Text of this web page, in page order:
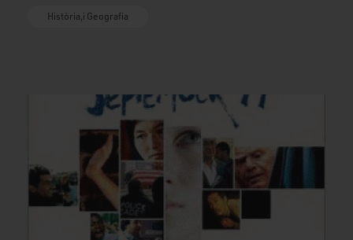
Història,i Geografia